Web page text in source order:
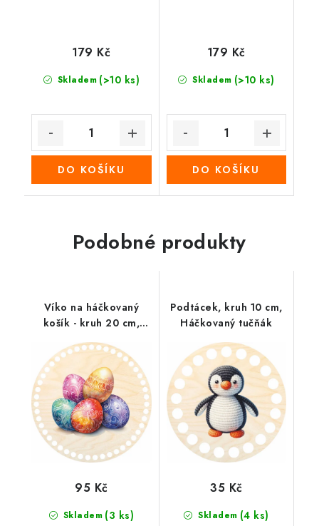
Skladem (>10 ks)
179 Kč
DO KOŠÍKU
Skladem (>10 ks)
179 Kč
DO KOŠÍKU
Podobné produkty
Víko na háčkovaný
košík - kruh 20 cm,
Velikonoční vajíčka
Skladem (3 ks)
95 Kč
Podtácek, kruh 10 cm,
Háčkovaný tučňák
Skladem (4 ks)
35 Kč